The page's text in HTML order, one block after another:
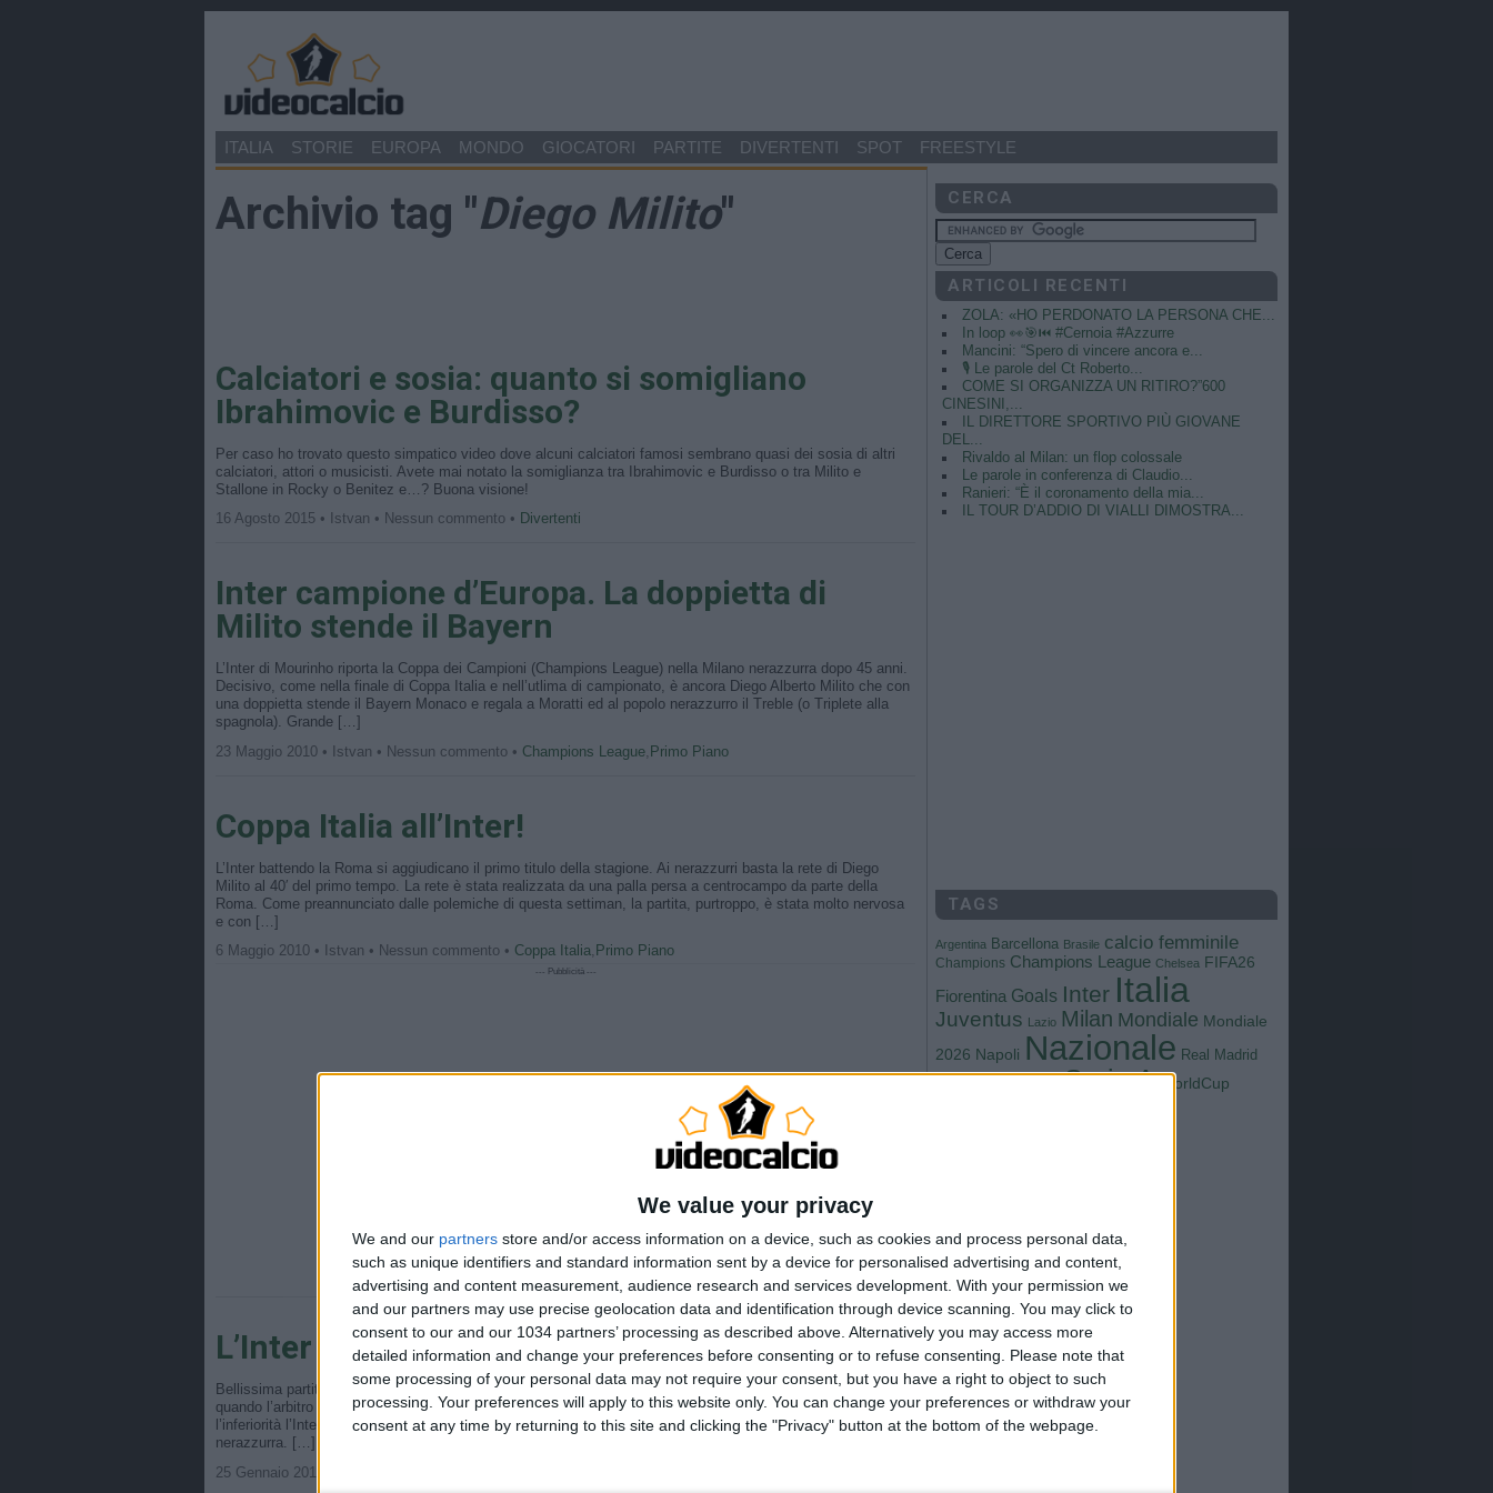
We value your privacy
We and our partners store and/or access information on a device, such as cookies and process personal data,
such as unique identifiers and standard information sent by a device for personalised advertising and content,
advertising and content measurement, audience research and services development. With your permission we
and our partners may use precise geolocation data and identification through device scanning. You may click to
consent to our and our 1034 partners’ processing as described above. Alternatively you may access more
detailed information and change your preferences before consenting or to refuse consenting.
Please note that
some processing of your personal data may not require your consent, but you have a right to object to such
processing. Your preferences will apply to this website only. You can change your preferences or withdraw your
consent at any time by returning to this site and clicking the "Privacy" button at the bottom of the webpage.
ITALIA STORIE EUROPA MONDO GIOCATORI PARTITE DIVERTENTI SPOT FREESTYLE
Archivio tag "Diego Milito"
Calciatori e sosia: quanto si somigliano
Ibrahimovic e Burdisso?
Per caso ho trovato questo simpatico video dove alcuni calciatori famosi sembrano quasi dei sosia di altri
calciatori, attori o musicisti. Avete mai notato la somiglianza tra Ibrahimovic e Burdisso o tra Milito e
Stallone in Rocky o Benitez e…? Buona visione!
16 Agosto 2015 • Istvan • Nessun commento • Divertenti
Inter campione d’Europa. La doppietta di
Milito stende il Bayern
L’Inter di Mourinho riporta la Coppa dei Campioni (Champions League) nella Milano nerazzurra dopo 45 anni.
Decisivo, come nella finale di Coppa Italia e nell’utlima di campionato, è ancora Diego Alberto Milito che con
una doppietta stende il Bayern Monaco e regala a Moratti ed al popolo nerazzurro il Treble (o Triplete alla
spagnola). Grande […]
23 Maggio 2010 • Istvan • Nessun commento • Champions League Primo Piano
Coppa Italia all’Inter!
L’Inter battendo la Roma si aggiudicano il primo titulo della stagione. Ai nerazzurri basta la rete di Diego
Milito al 40′ del primo tempo. La rete è stata realizzata da una palla persa a centrocampo da parte della
Roma. Come preannunciato dalle polemiche di questa settiman, la partita, purtroppo, è stata molto nervosa
e con […]
6 Maggio 2010 • Istvan • Nessun commento • Coppa Italia, Primo Piano
--- Pubblicità ---
--- Pubblicità ---
L’Inter vince il derby. Ora +9 sul Milan.
Bellissima partita a San Siro con l’Inter in vantaggio già al 10′ grazie a Milito. I nerazzurri restano in 10 al 26′
quando l’arbitro Rocchi espelle l’olandese Sneijder per proteste (per un giallo dubbio a Lucio). Nonostante
l’inferiorità l’Inter cerca il raddoppio. Nella ripresa il Milan parte meglio ma si scontra con la difesa
nerazzurra. […]
25 Gennaio 2010 • Istvan • Nessun commento •
CERCA
ARTICOLI RECENTI
ZOLA: «HO PERDONATO LA PERSONA CHE...
In loop 👀🎯⏮️ #Cernoia #Azzurre
Mancini: “Spero di vincere ancora e...
🎙️ Le parole del Ct Roberto...
COME SI ORGANIZZA UN RITIRO?”600
CINESINI,...
IL DIRETTORE SPORTIVO PIÙ GIOVANE
DEL...
Rivaldo al Milan: un flop colossale
Le parole in conferenza di Claudio...
Ranieri: “È il coronamento della mia...
IL TOUR D’ADDIO DI VIALLI DIMOSTRA...
TAGS
Argentina Barcellona Brasile calcio femminile
Champions Champions League Chelsea FIFA26
Fiorentina Goals Inter Italia
Juventus Lazio Milan Mondiale Mondiale
2026 Napoli Nazionale Real Madrid
Roma Serie A
WorldCup